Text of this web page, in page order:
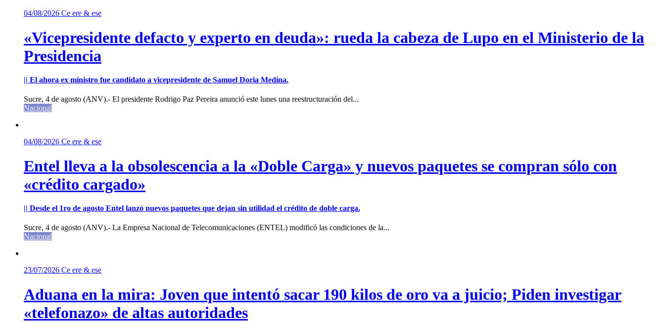
04/08/2026 Ce ere & ese
«Vicepresidente defacto y experto en deuda»: rueda la cabeza de Lupo en el Ministerio de la
Presidencia
|| El ahora ex ministro fue candidato a vicepresidente de Samuel Doria Medina.
Sucre, 4 de agosto (ANV).- El presidente Rodrigo Paz Pereira anunció este lunes una reestructuración del...
Nacional
04/08/2026 Ce ere & ese
Entel lleva a la obsolescencia a la «Doble Carga» y nuevos paquetes se compran sólo con
«crédito cargado»
|| Desde el 1ro de agosto Entel lanzó nuevos paquetes que dejan sin utilidad el crédito de doble carga.
Sucre, 4 de agosto (ANV).- La Empresa Nacional de Telecomunicaciones (ENTEL) modificó las condiciones de la...
Nacional
23/07/2026 Ce ere & ese
Aduana en la mira: Joven que intentó sacar 190 kilos de oro va a juicio; Piden investigar
«telefonazo» de altas autoridades